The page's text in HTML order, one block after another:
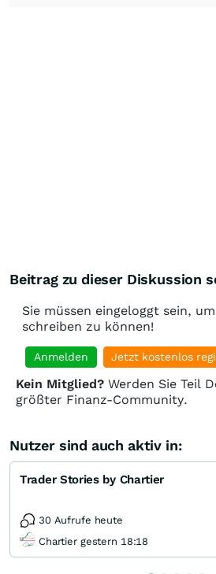
Beitrag zu dieser Diskussion
Sie müssen eingeloggt sein,
schreiben zu können!
Anmelden Jetzt kostenlos
Kein Mitglied? Werden Sie Teil
größter Finanz-Community.
Nutzer sind auch aktiv in:
Trader Stories by Chartier
30 Aufrufe heute
Chartier gestern 18:18